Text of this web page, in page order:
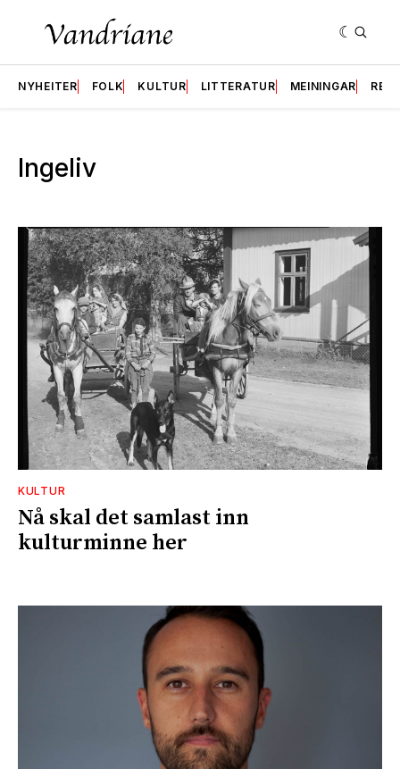
NYHEITER FOLK KULTUR LITTERATUR MEININGAR
Ingeliv
KULTUR
Nå skal det samlast inn
kulturminne her